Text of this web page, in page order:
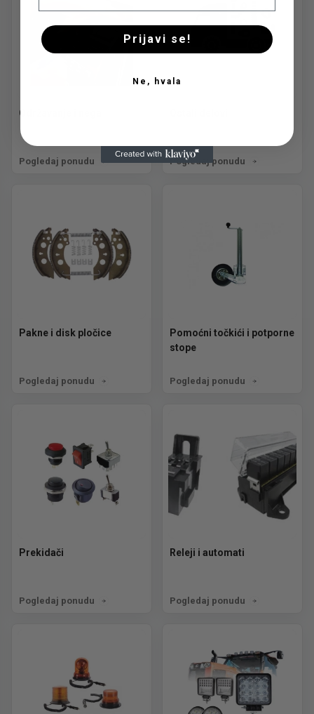
Održavanje i nega
Pogledaj ponudu Pogledaj ponudu
Pakne i disk pločice
Pogledaj ponudu
Pomoćni točkići i potporne
stope
Pogledaj ponudu
Prekidači
Pogledaj ponudu
Releji i automati
Pogledaj ponudu
Prijavi se!
Ne, hvala